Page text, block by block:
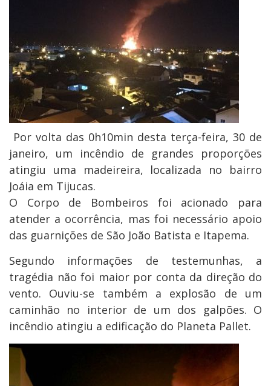
Por volta das 0h10min desta terça-feira, 30 de
janeiro, um incêndio de grandes proporções
atingiu uma madeireira, localizada no bairro
Joáia em Tijucas.
O Corpo de Bombeiros foi acionado para
atender a ocorrência, mas foi necessário apoio
das guarnições de São João Batista e Itapema.
Segundo informações de testemunhas, a
tragédia não foi maior por conta da direção do
vento. Ouviu-se também a explosão de um
caminhão no interior de um dos galpões. O
incêndio atingiu a edificação do Planeta Pallet.